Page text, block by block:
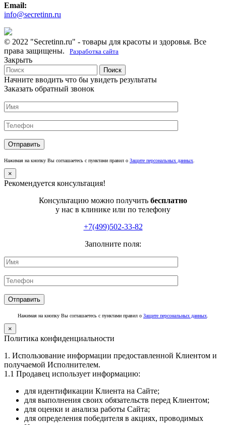
Email:
info@secretinn.ru
© 2022 "Secretinn.ru" - товары для красоты и здоровья. Все
права защищены.
Разработка сайта
Закрыть
Поиск
Начните вводить что бы увидеть результаты
Заказать обратный звонок
Нажимая на кнопку Вы соглашаетесь с пунктами правил о Защите персональных данных
×
Рекомендуется консультация!
Консультацию можно получить бесплатно
у нас в клинике или по телефону
+7(499)502-33-82
Заполните поля:
Нажимая на кнопку Вы соглашаетесь с пунктами правил о Защите персональных данных
×
Политика конфиденциальности
1. Использование информации предоставленной Клиентом и
получаемой Исполнителем.
1.1 Продавец использует информацию:
для идентификации Клиента на Сайте;
для выполнения своих обязательств перед Клиентом;
для оценки и анализа работы Сайта;
для определения победителя в акциях, проводимых